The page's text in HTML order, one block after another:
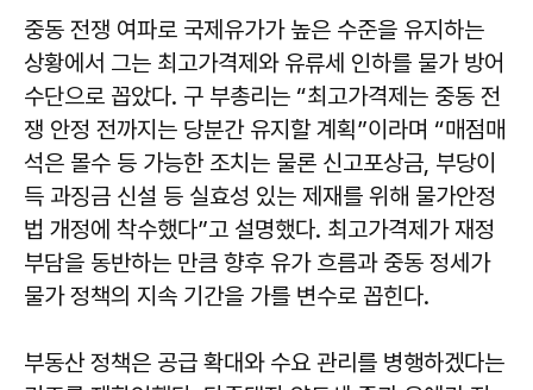
중동 전쟁 여파로 국제유가가 높은 수준을 유지하는
상황에서 그는 최고가격제와 유류세 인하를 물가 방어
수단으로 꼽았다. 구 부총리는 “최고가격제는 중동 전
쟁 안정 전까지는 당분간 유지할 계획”이라며 “매점매
석은 몰수 등 가능한 조치는 물론 신고포상금, 부당이
득 과징금 신설 등 실효성 있는 제재를 위해 물가안정
법 개정에 착수했다”고 설명했다. 최고가격제가 재정
부담을 동반하는 만큼 향후 유가 흐름과 중동 정세가
물가 정책의 지속 기간을 가를 변수로 꼽힌다.
부동산 정책은 공급 확대와 수요 관리를 병행하겠다는